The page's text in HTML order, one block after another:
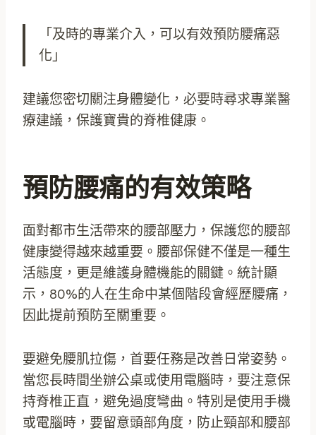
「及時的專業介入，可以有效預防腰痛惡
化」
建議您密切關注身體變化，必要時尋求專業醫
療建議，保護寶貴的脊椎健康。
預防腰痛的有效策略
面對都市生活帶來的腰部壓力，保護您的腰部
健康變得越來越重要。腰部保健不僅是一種生
活態度，更是維護身體機能的關鍵。統計顯
示，80%的人在生命中某個階段會經歷腰痛，
因此提前預防至關重要。
要避免腰肌拉傷，首要任務是改善日常姿勢。
當您長時間坐辦公桌或使用電腦時，要注意保
持脊椎正直，避免過度彎曲。特別是使用手機
或電腦時，要留意頭部角度，防止頸部和腰部